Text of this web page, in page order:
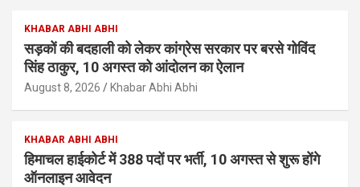
KHABAR ABHI ABHI
सड़कों की बदहाली को लेकर कांग्रेस सरकार पर बरसे गोविंद
सिंह ठाकुर, 10 अगस्त को आंदोलन का ऐलान
August 8, 2026 Khabar Abhi Abhi
KHABAR ABHI ABHI
हिमाचल हाईकोर्ट में 388 पदों पर भर्ती, 10 अगस्त से शुरू होंगे
ऑनलाइन आवेदन